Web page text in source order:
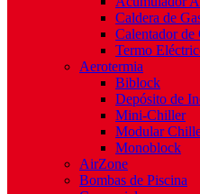
Caldera de
Calentador de
Termo
Aerotermia
Biblock
Depósito de
Mini-Chiller
Modular
Monoblock
AirZone
Bombas de Piscina